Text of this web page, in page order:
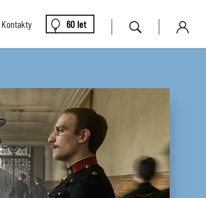
Kontakty 60 let